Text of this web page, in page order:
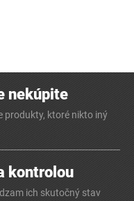
nekúpite
produkty, ktoré nikto iný
kontrolou
ich skutočný stav